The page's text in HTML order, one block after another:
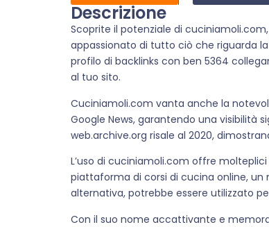
Descrizione
Scoprite il potenziale di
appassionato di tutto ciò che riguarda
profilo di backlinks con ben 5364
al tuo sito.
Cuciniamoli.com vanta anche la
Google News, garantendo una visibilità
web.archive.org risale al 2020,
L’uso di cuciniamoli.com offre
piattaforma di corsi di cucina online, un
alternativa, potrebbe essere utilizzato
Con il suo nome accattivante e